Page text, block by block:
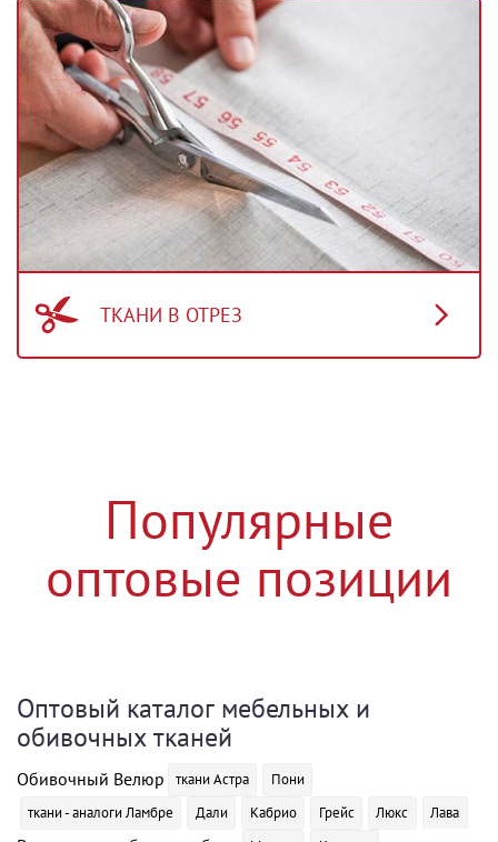
ТКАНИ В ОТРЕЗ
Популярные
оптовые позиции
Оптовый каталог мебельных и
обивочных тканей
Обивочный Велюр ткани Астра
Пони
ткани - аналоги Ламбре
Дали Кабрио Грейс Люкс Лава